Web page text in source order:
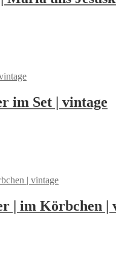
im Set | vintage
| im Körbchen |